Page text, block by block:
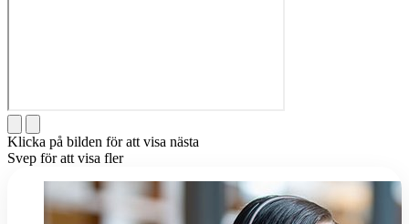
Klicka på bilden för att visa nästa
Svep för att visa fler